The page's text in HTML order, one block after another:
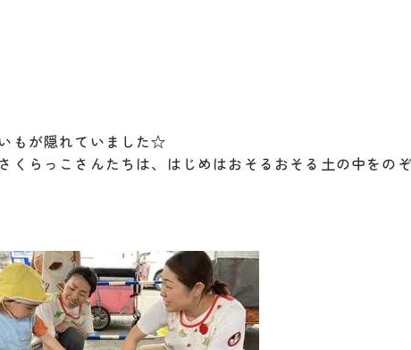
もが隠れていました☆
くらっこさんたちは、はじめはおそるおそる土の中をの